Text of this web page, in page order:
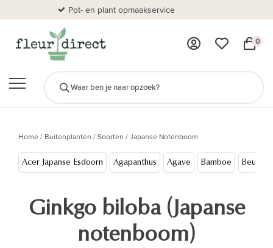
Pot- en plant opmaakservice
0
Home/ Buitenplanten /Soorten /Japanse Notenboom
Acer Japanse Esdoorn Agapanthus Agave Bamboe
Ginkgo biloba (Japanse
notenboom)